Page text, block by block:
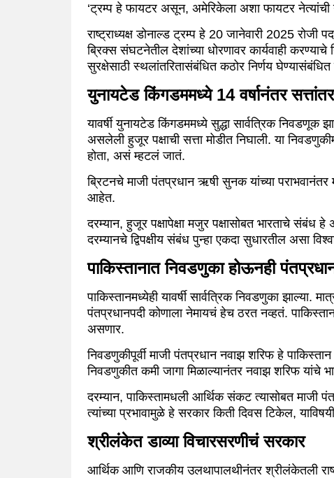
‘ट्रम्प हे फायटर असून, अमेरिकेला अशा फायटर
राष्ट्राध्यक्ष डोनाल्ड ट्रम्प हे 20 जानेवारी 2025 रोजी
ब्रिक्स संघटनेतील देशांच्या धोरणावर कार्यवाही
सुरक्षेसाठी स्थलांतरितासंबंधित कठोर निर्णय
युनायटेड किंगडममध्ये 14 वर्षानंतर सत्तांतर
यावर्षी युनायटेड किंगडममध्ये सुद्धा सार्वत्रिक निवडणूक
असलेली हुजूर पक्षाची सत्ता मोडीत निघाली. या
होता, असं म्हटलं जातं.
ब्रिटनचे माजी पंतप्रधान ऋषी सुनक यांच्या पराभवानंतर
आहेत.
दरम्यान, हुजूर पक्षापेक्षा मजुर पक्षासोबत भारताचे
दरम्यानचे द्विपक्षीय संबंध पुन्हा एकदा सुधारतील असा
पाकिस्तानात निवडणुका होऊनही
पाकिस्तानमध्येही यावर्षी सार्वत्रिक निवडणुका
पंतप्रधानपदी कोणाला नेमायचं हेच ठरत नव्हतं.
असणार.
निवडणुकीपूर्वी माजी पंतप्रधान नवाझ शरिफ हे
निवडणुकीत कमी जागा मिळाल्यानंतर नवाझ शरिफ यांचे
दरम्यान, पाकिस्तामधली आर्थिक संकट त्यासोबत
त्यांच्या प्रभावामुळे हे सरकार किती दिवस टिकेल,
श्रीलंकेत डाव्या विचारसरणीचं सरकार
आर्थिक आणि राजकीय उलथापालथीनंतर श्रीलंकेतली